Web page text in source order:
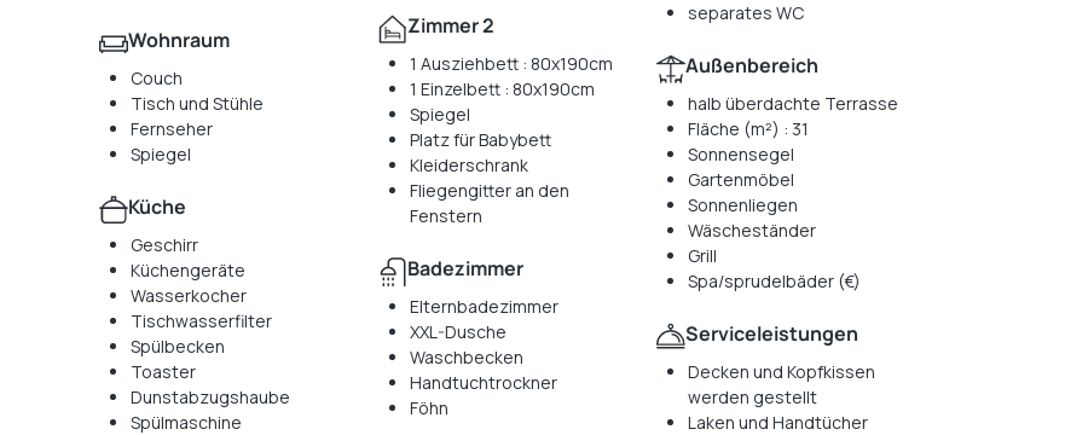
Wohnraum
Couch
Tisch und Stühle
Fernseher
Spiegel
Küche
Geschirr
Küchengeräte
Wasserkocher
Tischwasserfilter
Spülbecken
Toaster
Dunstabzugshaube
Spülmaschine
Zimmer 2
1 Ausziehbett : 80x190cm
1 Einzelbett : 80x190cm
Spiegel
Platz für Babybett
Kleiderschrank
Fliegengitter an den
Fenstern
Badezimmer
Elternbadezimmer
XXL-Dusche
Waschbecken
Handtuchtrockner
Föhn
separates WC
Außenbereich
halb überdachte Terrasse
Fläche (m²) : 31
Sonnensegel
Gartenmöbel
Sonnenliegen
Wäscheständer
Grill
Spa/sprudelbäder (€)
Serviceleistungen
Decken und Kopfkissen
werden gestellt
Laken und Handtücher